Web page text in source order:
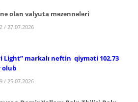
olan valyuta məzənnələri
/ 27.07.2026
Light” markalı neftin qiyməti 102,73
olub
/ 25.07.2026